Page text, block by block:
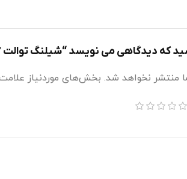
که دیدگاهی می نویسد “شیلنگ توالت ۷ کروم”
منتشر نخواهد شد. بخش‌های موردنیاز